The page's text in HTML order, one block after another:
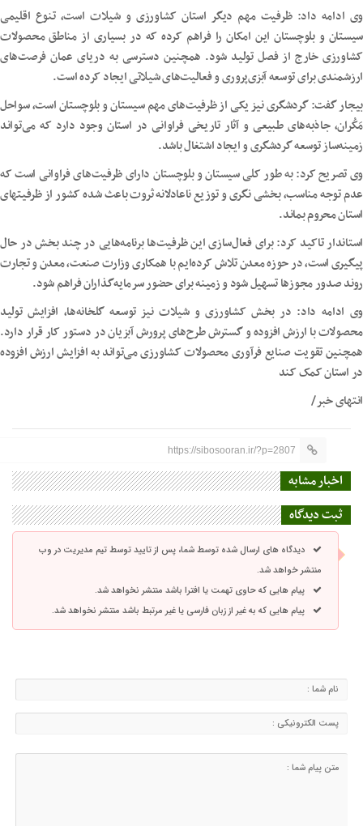
وی ادامه داد: ظرفیت مهم دیگر استان کشاورزی و شیلات است، تنوع اقلیمی
سیستان و بلوچستان این امکان را فراهم کرده که در بسیاری از مناطق محصولات
کشاورزی خارج از فصل تولید شود. همچنین دسترسی به دریای عمان فرصت‌های
ارزشمندی برای توسعه آبزی‌پروری و فعالیت‌های شیلاتی ایجاد کرده است.
بیجار گفت: گردشگری نیز یکی از ظرفیت‌های مهم سیستان و بلوچستان است، سواحل
مَکُران، جاذبه‌های طبیعی و آثار تاریخی فراوانی در استان وجود دارد که می‌تواند
زمینه‌ساز توسعه گردشگری و ایجاد اشتغال باشد.
وی تصریح کرد: به طور کلی سیستان و بلوچستان دارای ظرفیت‌های فراوانی است که
عدم توجه مناسب، بخشی نگری و توزیع ناعادلانه ثروت باعث شده کشور از ظرفیتهای
استان محروم بماند.
استاندار تاکید کرد: برای فعال‌سازی این ظرفیت‌ها برنامه‌هایی در چند بخش در حال
پیگیری است، در حوزه معدن تلاش کرده‌ایم با همکاری وزارت صنعت، معدن و تجارت
روند صدور مجوزها تسهیل شود و زمینه برای حضور سرمایه‌گذاران فراهم شود.
وی ادامه داد: در بخش کشاورزی و شیلات نیز توسعه گلخانه‌ها، افزایش تولید
محصولات با ارزش افزوده و گسترش طرح‌های پرورش آبزیان در دستور کار قرار دارد.
همچنین تقویت صنایع فرآوری محصولات کشاورزی می‌تواند به افزایش ارزش افزوده
در استان کمک کند
انتهای خبر/
https://sibosooran.ir/?p=2807
اخبار مشابه
ثبت دیدگاه
دیدگاه های ارسال شده توسط شما، پس از تایید توسط تیم مدیریت در وب
منتشر خواهد شد.
پیام هایی که حاوی تهمت یا افترا باشد منتشر نخواهد شد.
پیام هایی که به غیر از زبان فارسی یا غیر مرتبط باشد منتشر نخواهد شد.